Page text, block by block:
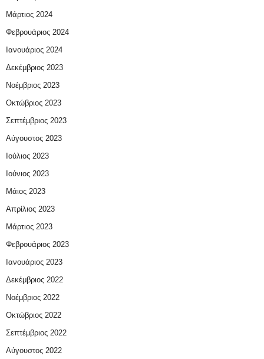
Μάρτιος 2024
Φεβρουάριος 2024
Ιανουάριος 2024
Δεκέμβριος 2023
Νοέμβριος 2023
Οκτώβριος 2023
Σεπτέμβριος 2023
Αύγουστος 2023
Ιούλιος 2023
Ιούνιος 2023
Μάιος 2023
Απρίλιος 2023
Μάρτιος 2023
Φεβρουάριος 2023
Ιανουάριος 2023
Δεκέμβριος 2022
Νοέμβριος 2022
Οκτώβριος 2022
Σεπτέμβριος 2022
Αύγουστος 2022